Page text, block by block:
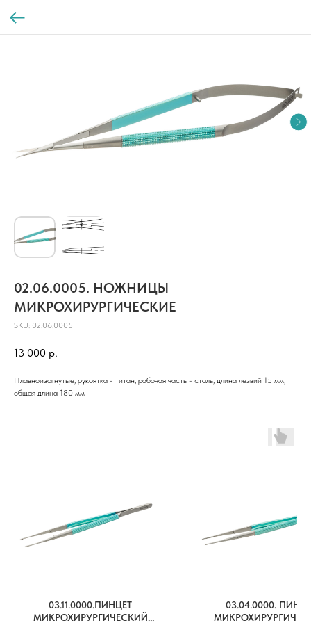
02.06.0005. НОЖНИЦЫ
МИКРОХИРУРГИЧЕСКИЕ
SKU: 02.06.0005
13 000 р.
Плавноизогнутые, рукоятка - титан, рабочая часть - сталь, длина лезвий 15 мм,
общая длина 180 мм
03.11.0000.ПИНЦЕТ
МИКРОХИРУРГИЧЕСКИЙ
03.04.0000.